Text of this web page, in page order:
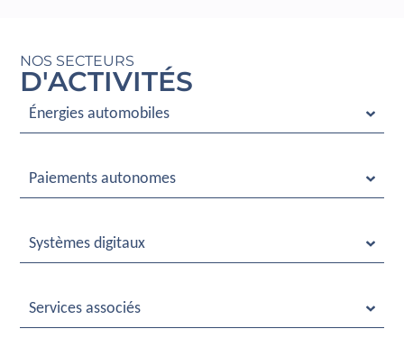
NOS SECTEURS
D'ACTIVITÉS
Énergies automobiles
Paiements autonomes
Systèmes digitaux
Services associés